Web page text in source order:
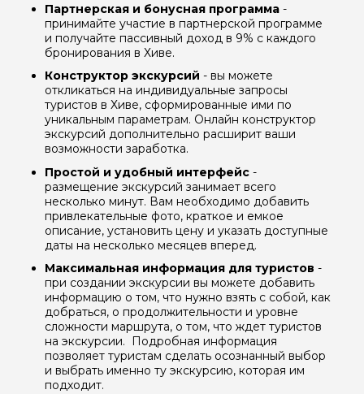
Партнерская и бонусная программа -
принимайте участие в партнерской программе
и получайте пассивный доход в 9% с каждого
бронирования в Хиве.
Конструктор экскурсий - вы можете
откликаться на индивидуальные запросы
туристов в Хиве, сформированные ими по
уникальным параметрам. Онлайн конструктор
экскурсий дополнительно расширит ваши
возможности заработка.
Простой и удобный интерфейс -
размещение экскурсий занимает всего
несколько минут. Вам необходимо добавить
привлекательные фото, краткое и емкое
описание, установить цену и указать доступные
даты на несколько месяцев вперед.
Максимальная информация для туристов -
при создании экскурсии вы можете добавить
информацию о том, что нужно взять с собой, как
добраться, о продолжительности и уровне
сложности маршрута, о том, что ждет туристов
на экскурсии. Подробная информация
позволяет туристам сделать осознанный выбор
и выбрать именно ту экскурсию, которая им
подходит.